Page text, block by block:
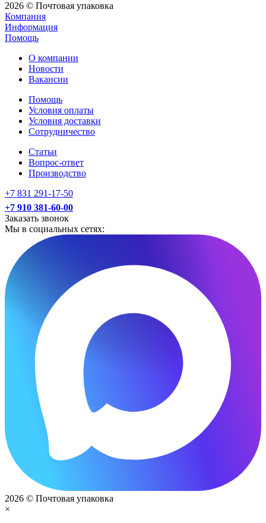
2026 © Почтовая упаковка
Компания
Информация
Помощь
О компании
Новости
Вакансии
Помощь
Условия оплаты
Условия доставки
Сотрудничество
Статьи
Вопрос-ответ
Производство
+7 831 291-17-50
+7 910 381-60-00
Заказать звонок
Мы в социальных сетях:
2026 © Почтовая упаковка
×